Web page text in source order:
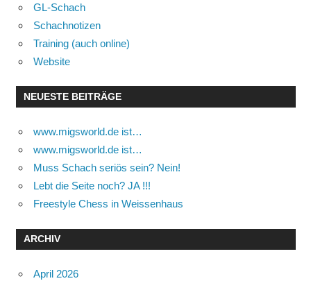
GL-Schach
Schachnotizen
Training (auch online)
Website
NEUESTE BEITRÄGE
www.migsworld.de ist…
www.migsworld.de ist…
Muss Schach seriös sein? Nein!
Lebt die Seite noch? JA !!!
Freestyle Chess in Weissenhaus
ARCHIV
April 2026